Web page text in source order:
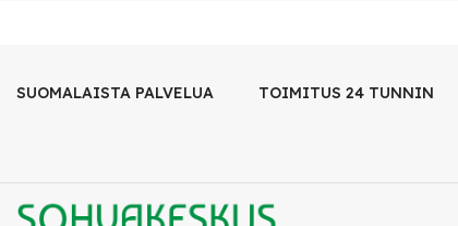
SUOMALAISTA PALVELUA
TOIMITUS 24 TUNNIN